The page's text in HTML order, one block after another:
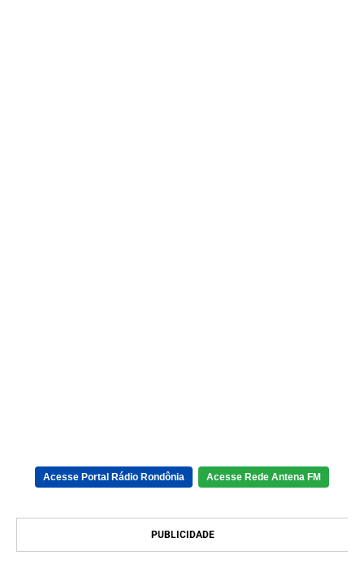
Acesse Portal Rádio Rondônia Acesse Rede Antena FM
PUBLICIDADE